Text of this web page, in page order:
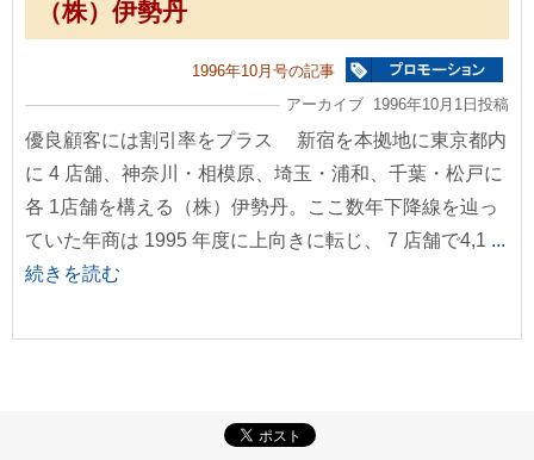
（株）伊勢丹
1996年10月号の記事
アーカイブ 1996年10月1日投稿
優良顧客には割引率をプラス 新宿を本拠地に東京都内
に 4 店舗、神奈川・相模原、埼玉・浦和、千葉・松戸に
各 1店舗を構える（株）伊勢丹。ここ数年下降線を辿っ
ていた年商は 1995 年度に上向きに転じ、 7 店舗で4,1 ...
続きを読む